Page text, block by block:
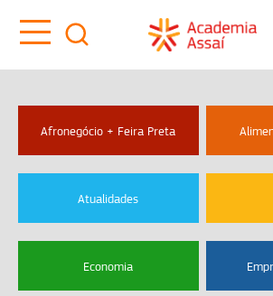
Afronegócio + Feira Preta
Atualidades
Economia